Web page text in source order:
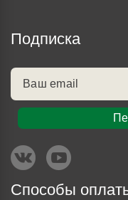
Подписка
Способы